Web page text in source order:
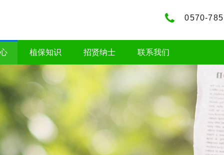
0570-
植保知识 招贤纳士 联系我们